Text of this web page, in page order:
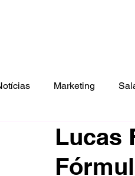
Marketing
Lucas